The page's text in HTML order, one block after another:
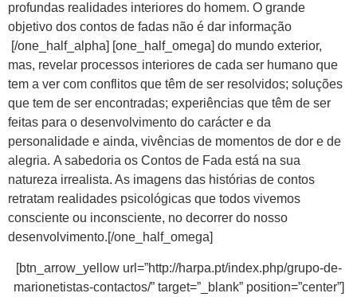
profundas realidades interiores do homem. O grande
objetivo dos contos de fadas não é dar informação
[/one_half_alpha] [one_half_omega] do mundo exterior,
mas, revelar processos interiores de cada ser humano que
tem a ver com conflitos que têm de ser resolvidos; soluções
que tem de ser encontradas; experiências que têm de ser
feitas para o desenvolvimento do carácter e da
personalidade e ainda, vivências de momentos de dor e de
alegria. A sabedoria os Contos de Fada está na sua
natureza irrealista. As imagens das histórias de contos
retratam realidades psicológicas que todos vivemos
consciente ou inconsciente, no decorrer do nosso
desenvolvimento.[/one_half_omega]
[btn_arrow_yellow url=”http://harpa.pt/index.php/grupo-de-
marionetistas-contactos/” target=”_blank” position=”center”]